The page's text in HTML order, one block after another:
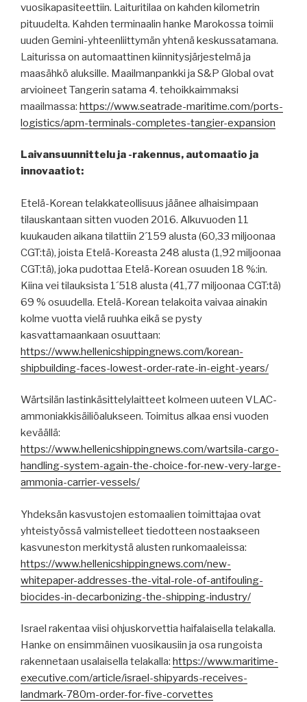
vuosikapasiteettiin. Laituritilaa on kahden kilometrin
pituudelta. Kahden terminaalin hanke Marokossa toimii
uuden Gemini-yhteenliittymän yhtenä keskussatamana.
Laiturissa on automaattinen kiinnitysjärjestelmä ja
maasähkö aluksille. Maailmanpankki ja S&P Global ovat
arvioineet Tangerin satama 4. tehoikkaimmaksi
maailmassa: https://www.seatrade-maritime.com/ports-
logistics/apm-terminals-completes-tangier-expansion
Laivansuunnittelu ja -rakennus, automaatio ja
innovaatiot:
Etelä-Korean telakkateollisuus jäänee alhaisimpaan
tilauskantaan sitten vuoden 2016. Alkuvuoden 11
kuukauden aikana tilattiin 2´159 alusta (60,33 miljoonaa
CGT:tä), joista Etelä-Koreasta 248 alusta (1,92 miljoonaa
CGT:tä), joka pudottaa Etelä-Korean osuuden 18 %:in.
Kiina vei tilauksista 1´518 alusta (41,77 miljoonaa CGT:tä)
69 % osuudella. Etelä-Korean telakoita vaivaa ainakin
kolme vuotta vielä ruuhka eikä se pysty
kasvattamaankaan osuuttaan:
https://www.hellenicshippingnews.com/korean-
shipbuilding-faces-lowest-order-rate-in-eight-years/
Wärtsilän lastinkäsittelylaitteet kolmeen uuteen VLAC-
ammoniakkisäiliöalukseen. Toimitus alkaa ensi vuoden
keväällä:
https://www.hellenicshippingnews.com/wartsila-cargo-
handling-system-again-the-choice-for-new-very-large-
ammonia-carrier-vessels/
Yhdeksän kasvustojen estomaalien toimittajaa ovat
yhteistyössä valmistelleet tiedotteen nostaakseen
kasvuneston merkitystä alusten runkomaaleissa:
https://www.hellenicshippingnews.com/new-
whitepaper-addresses-the-vital-role-of-antifouling-
biocides-in-decarbonizing-the-shipping-industry/
Israel rakentaa viisi ohjuskorvettia haifalaisella telakalla.
Hanke on ensimmäinen vuosikausiin ja osa rungoista
rakennetaan usalaisella telakalla: https://www.maritime-
executive.com/article/israel-shipyards-receives-
landmark-780m-order-for-five-corvettes